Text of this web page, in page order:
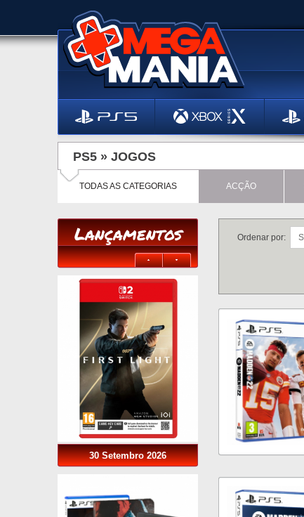
PS5 » JOGOS
TODAS AS CATEGORIAS ACÇÃO
Lançamentos
30 Setembro 2026
Ordenar por: